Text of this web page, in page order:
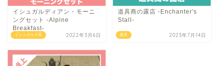
イシュガルド系
イシュガルディアン・モーニ
ングセット -Alpine
Breakfast-
2022年3月6日 庭具
道具商の露店 -Enchanter's
Stall-
2023年7月14日